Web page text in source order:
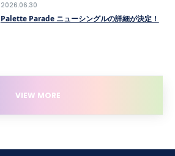
2026.06.30
Palette Parade ニューシングルの詳細が決定！
VIEW MORE